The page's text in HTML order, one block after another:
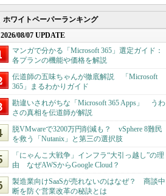
ホワイトペーパーランキング
2026/08/07 UPDATE
マンガで分かる「Microsoft 365」選定ガイド：
各プランの機能や価格を解説
伝道師の五味ちゃんが徹底解説 「Microsoft
365」まるわかりガイド
勘違いされがちな「Microsoft 365 Apps」 うわ
さの真相を伝道師が解説
脱VMwareで3200万円削減も？ vSphere 8難民
を救う「Nutanix」と第三の選択肢
「にゃんこ大戦争」インフラ“大引っ越し”の理
由 なぜAWSからGoogle Cloud？
製造業向けSaaSが売れないのはなぜ？ 商談中
断を防ぐ営業改革の秘訣とは